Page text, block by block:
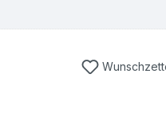
Du hast 0